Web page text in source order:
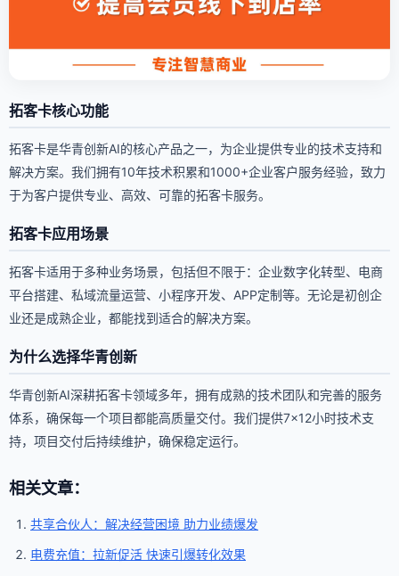
拓客卡核心功能
拓客卡是华青创新AI的核心产品之一，为企业提供专业的技术支持和
解决方案。我们拥有10年技术积累和1000+企业客户服务经验，致力
于为客户提供专业、高效、可靠的拓客卡服务。
拓客卡应用场景
拓客卡适用于多种业务场景，包括但不限于：企业数字化转型、电商
平台搭建、私域流量运营、小程序开发、APP定制等。无论是初创企
业还是成熟企业，都能找到适合的解决方案。
为什么选择华青创新
华青创新AI深耕拓客卡领域多年，拥有成熟的技术团队和完善的服务
体系，确保每一个项目都能高质量交付。我们提供7×12小时技术支
持，项目交付后持续维护，确保稳定运行。
相关文章：
共享合伙人：解决经营困境 助力业绩爆发
电费充值：拉新促活 快速引爆转化效果